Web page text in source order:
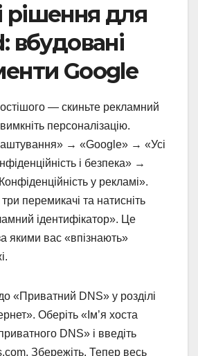
рішення для
вбудовані
Google
— скиньте рекламний
персоналізацію.
→ «Google» → «Усі
і безпека» →
у рекламі».
три перемикачі та натисніть
ідентифікатор». Це
якими вас «впізнають»
«Приватний DNS» у розділі
Оберіть «Ім’я хоста
DNS» і введіть
Збережіть. Тепер весь